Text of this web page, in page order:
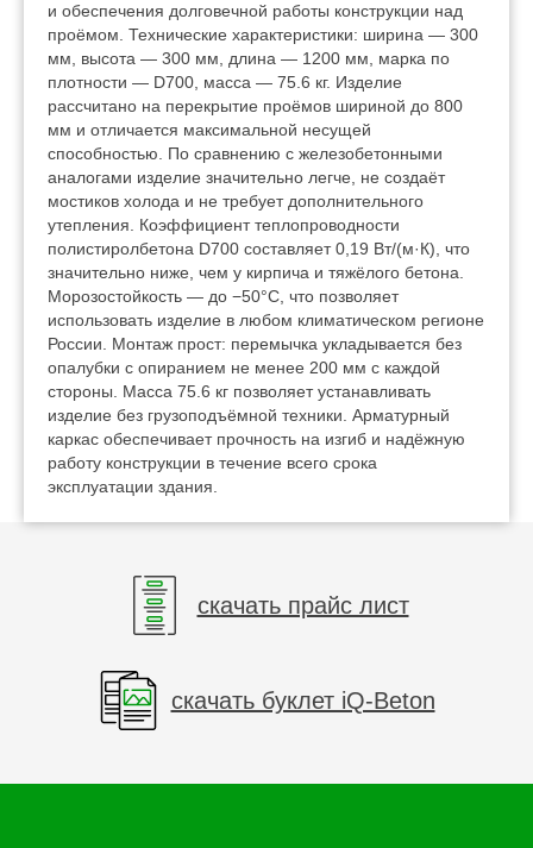
и обеспечения долговечной работы конструкции над
проёмом. Технические характеристики: ширина — 300
мм, высота — 300 мм, длина — 1200 мм, марка по
плотности — D700, масса — 75.6 кг. Изделие
рассчитано на перекрытие проёмов шириной до 800
мм и отличается максимальной несущей
способностью. По сравнению с железобетонными
аналогами изделие значительно легче, не создаёт
мостиков холода и не требует дополнительного
утепления. Коэффициент теплопроводности
полистиролбетона D700 составляет 0,19 Вт/(м·К), что
значительно ниже, чем у кирпича и тяжёлого бетона.
Морозостойкость — до −50°C, что позволяет
использовать изделие в любом климатическом регионе
России. Монтаж прост: перемычка укладывается без
опалубки с опиранием не менее 200 мм с каждой
стороны. Масса 75.6 кг позволяет устанавливать
изделие без грузоподъёмной техники. Арматурный
каркас обеспечивает прочность на изгиб и надёжную
работу конструкции в течение всего срока
эксплуатации здания.
скачать прайс лист
скачать буклет iQ-Beton